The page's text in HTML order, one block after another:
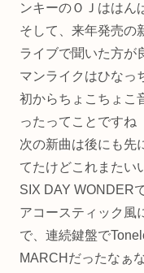
ンキーのＯＪははん
そして、来年発売の
ライブで聞いた方が
マンライクはひなっ
初からちょこちょこ
ったってことですね
次の新曲は後にも先
てたけどこれまたい
SIX DAY WONDER
アコースティック風
で、連続鍵盤で
MARCHだったなぁ